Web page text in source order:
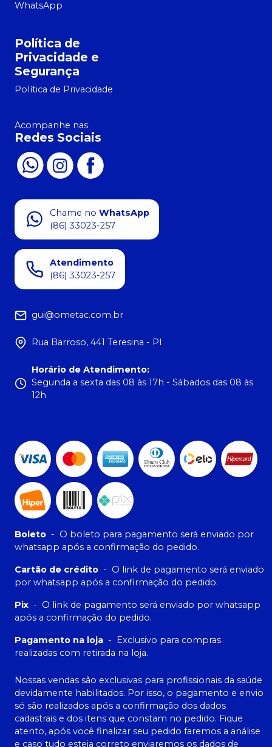
WhatsApp
Política de
Privacidade e
Segurança
Política de Privacidade
Acompanhe nas
Redes Sociais
Chame no WhatsApp
(86) 33023-257
Atendimento
(86) 33023-257
gui@ometac.com.br
Rua Barroso, 441 Teresina - PI
Horário de Atendimento:
Segunda a sexta das 08 às 17h - Sábados das 08 às
12h
Boleto - O boleto para pagamento será enviado por
whatsapp após a confirmação do pedido.
Cartão de crédito - O link de pagamento será enviado
por whatsapp após a confirmação do pedido.
Pix - O link de pagamento será enviado por whatsapp
após a confirmação do pedido.
Pagamento na loja -
Exclusivo para compras
realizadas com retirada na loja.
Nossas vendas são exclusivas para profissionais da saúde
devidamente habilitados. Por isso, o pagamento e envio
só são realizados após a confirmação dos dados
cadastrais e dos itens que constam no pedido. Fique
atento, após você finalizar seu pedido faremos a análise
e caso tudo esteja correto enviaremos os dados de